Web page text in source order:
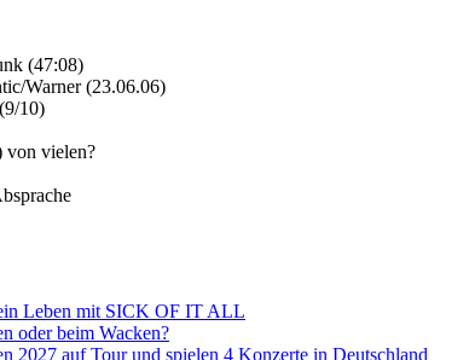
(47:08)
Warner (23.06.06)
10)
von vielen?
Leben mit SICK OF IT ALL
oder beim Wacken?
2027 auf Tour und spielen 4 Konzerte in Deutschland